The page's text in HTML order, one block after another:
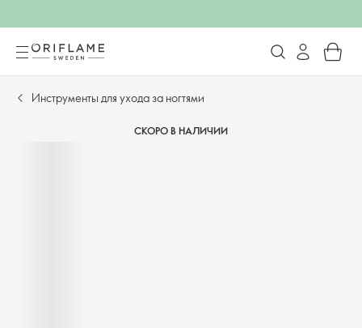
Инструменты для ухода за ногтями
СКОРО В НАЛИЧИИ